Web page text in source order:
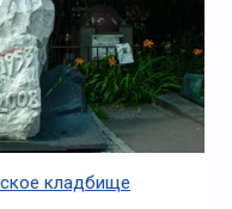
кладбище